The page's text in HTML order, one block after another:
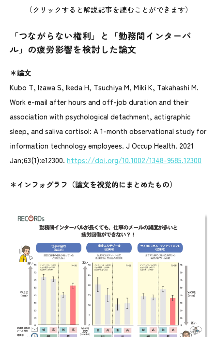
（クリックすると解説記事を読むことができます）
「つながらない権利」と「勤務間インターバ
ル」の疲労影響を検討した論文
＊論文
Kubo T, Izawa S, Ikeda H, Tsuchiya M, Miki K, Takahashi M.
Work e-mail after hours and off-job duration and their
association with psychological detachment, actigraphic
sleep, and saliva cortisol: A 1-month observational study for
information technology employees. J Occup Health. 2021
Jan;63(1):e12300. https://doi.org/10.1002/1348-9585.12300
＊インフォグラフ（論文を視覚的にまとめたもの）